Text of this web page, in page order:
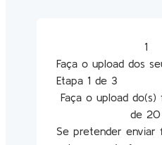
Faça o upload dos
Etapa 1 de 3
Faça o upload
de 20
Se pretender enviar